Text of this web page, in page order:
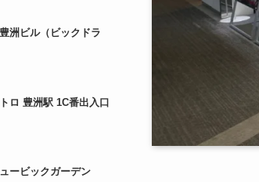
洲ビル（ビックドラ
ロ 豊洲駅 1C番出入口
ービックガーデン